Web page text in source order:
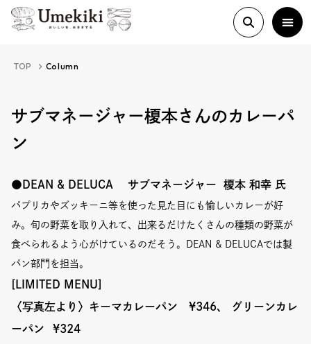
About
Food Study
Column
Event
TOP Column
サブマネージャー榎本さんのカレーパ
ン
●DEAN & DELUCA サブマネージャー 榎本 和幸 氏
パプリカやズッキーニ等を使った見た目にも愉しいカレーが好
み。旬の野菜を取り入れて、出来るだけたくさんの種類の野菜が
食べられるよう心がけているのだそう。DEAN & DELUCAでは製
パン部門を担当。
[LIMITED MENU]
〈写真左より〉キーマカレーパン ¥346、 グリーンカレ
ーパン
¥324